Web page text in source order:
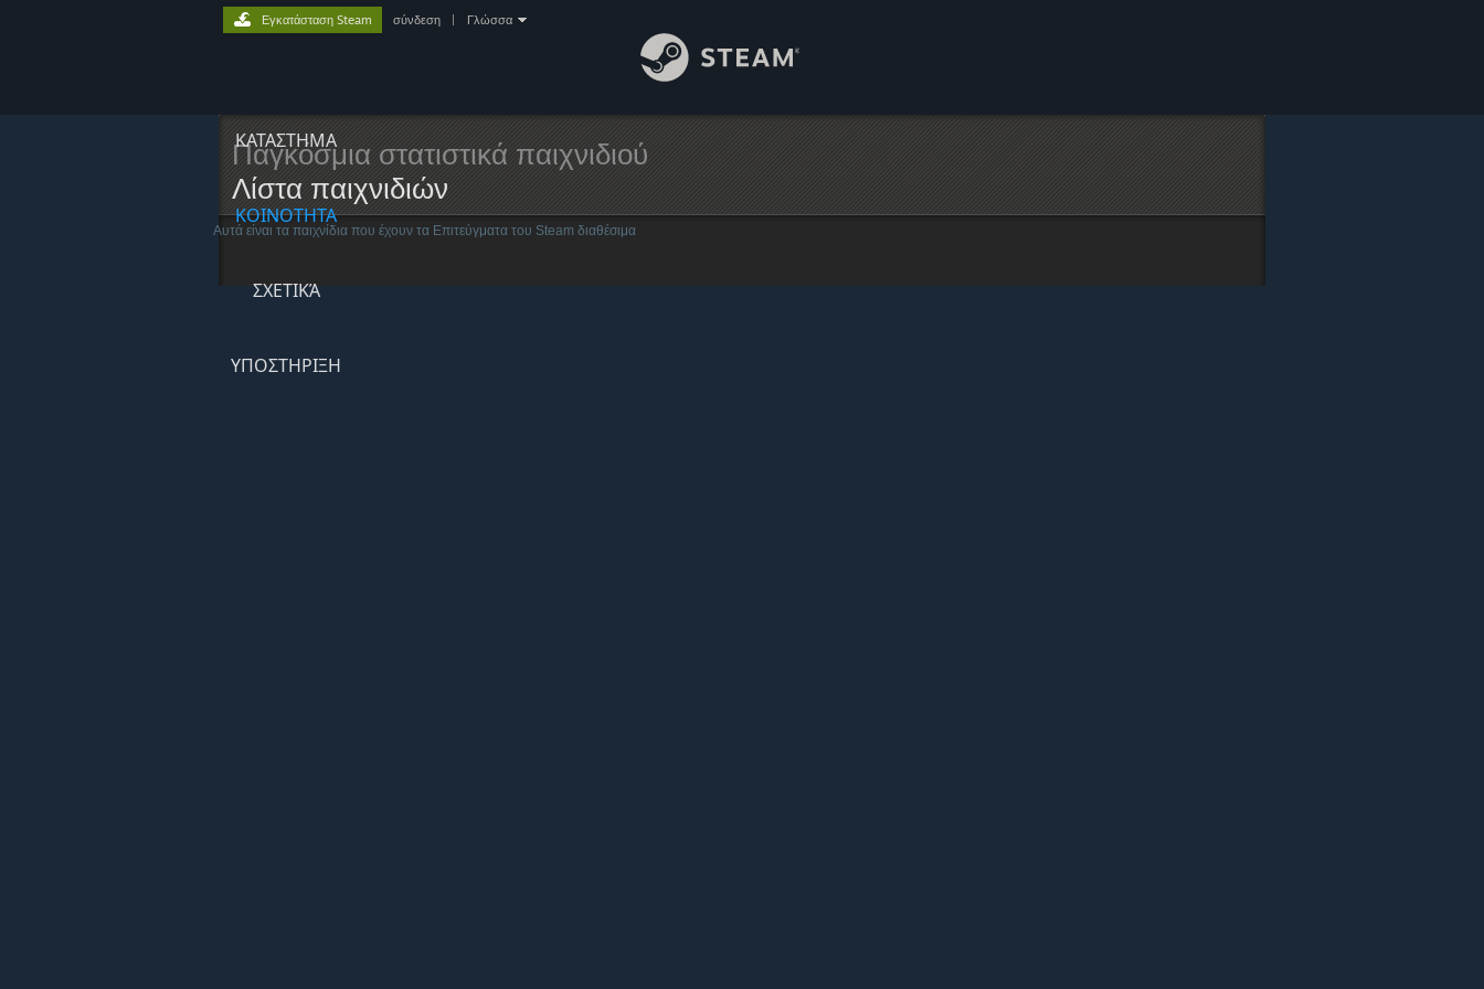
ΚΑΤΑΣΤΗΜΑ
ΚΟΙΝΟΤΗΤΑ
ΣΧΕΤΙΚΆ
ΥΠΟΣΤΗΡΙΞΗ
Εγκατάσταση Steam σύνδεση Γλώσσα
Παγκόσμια στατιστικά παιχνιδιού
Λίστα παιχνιδιών
Αυτά είναι τα παιχνίδια που έχουν τα Επιτεύγματα του Steam διαθέσιμα